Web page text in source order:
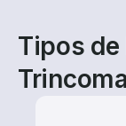
Tipos de